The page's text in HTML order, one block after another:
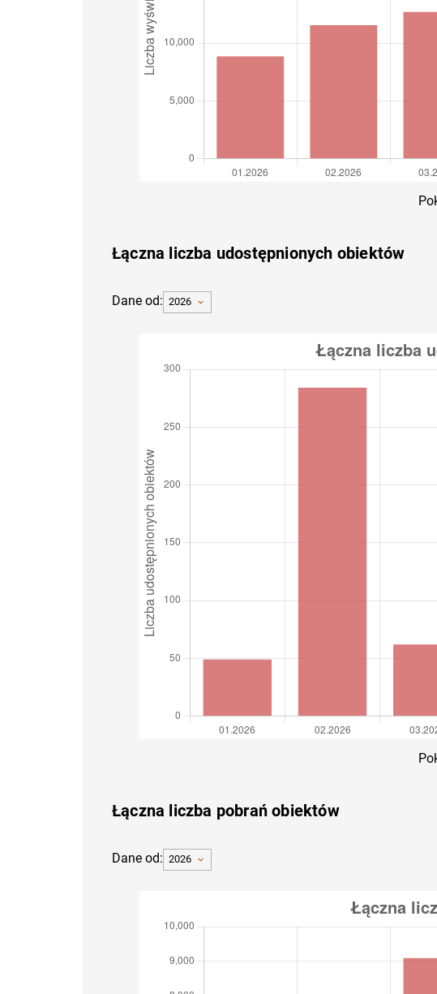
Łączna liczba udostępnionych obiektów
Dane od: 2026
Łączna liczba pobrań obiektów
Dane od: 2026